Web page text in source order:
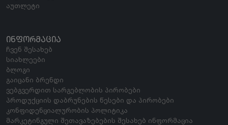
აუთლეტი
ᲘᲜᲤᲝᲠᲛᲐᲪᲘᲐ
ჩვენ შესახებ
სიახლეები
ბლოგი
გაიცანი ბრენდი
ვებგვერდით სარგებლობის პირობები
პროდუქციის დაბრუნების წესები და პირობები
კონფიდენციალურობის პოლიტიკა
მარკეტინგული შეთავაზებების შესახებ ინფორმაცია